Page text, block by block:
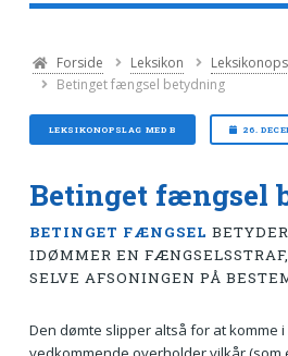
Forside Leksikon
Betinget fængsel betydning
LEKSIKONOPSLAG MED B 26.
Betinget fængsel
BETINGET FÆNGSEL
IDØMMER EN
SELVE AFSONINGEN PÅ
Den dømte slipper altså for at komme